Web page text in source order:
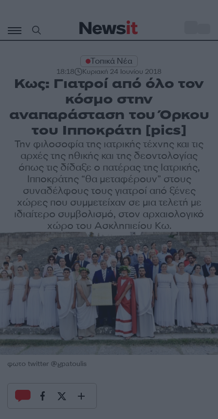
περιεχόμενο
Τοπικά Νέα
18:18 Κυριακή 24 Ιουνίου 2018
Κως: Γιατροί από όλο τον
κόσμο στην
αναπαράσταση του Όρκου
του Ιπποκράτη [pics]
Την φιλοσοφία της ιατρικής τέχνης και τις
αρχές της ηθικής και της δεοντολογίας
όπως τις δίδαξε ο πατέρας της Ιατρικής,
Ιπποκράτης “θα μεταφέρουν” στους
συναδέλφους τους γιατροί από ξένες
χώρες που συμμετείχαν σε μια τελετή με
ιδιαίτερο συμβολισμό, στον αρχαιολογικό
χώρο του Ασκληπιείου Κω.
φωτο twitter @gpatoulis